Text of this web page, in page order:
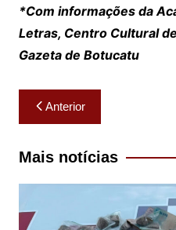
*Com informações da
Letras, Centro Cultural
Gazeta de Botucatu
Navegação
de
Post
Anterior
Mais notícias